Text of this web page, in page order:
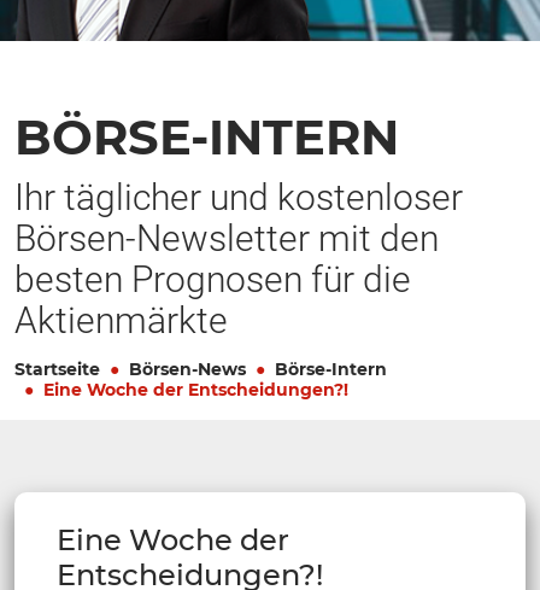
BÖRSE-INTERN
Ihr täglicher und kostenloser
Börsen-Newsletter mit den
besten Prognosen für die
Aktienmärkte
Startseite Börsen-News
Börse-Intern
Eine Woche der Entscheidungen?!
Eine Woche der
Entscheidungen?!